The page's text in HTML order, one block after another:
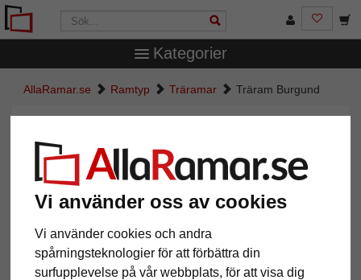
Vi använder oss av cookies
Vi använder cookies och andra
spårningsteknologier för att förbättra din
surfupplevelse på vår webbplats, för att visa dig
Kategorier
AllaRamar.se Ramtyp Träramar Träram Burgund